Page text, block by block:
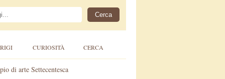
CURIOSITÀ CERCA
di arte Settecentesca